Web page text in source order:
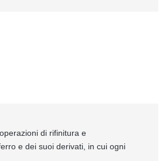
di rifinitura e
e dei suoi derivati, in cui ogni